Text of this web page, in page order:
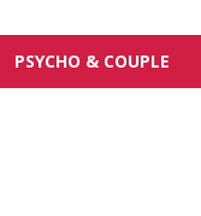
PSYCHO & COUPLE